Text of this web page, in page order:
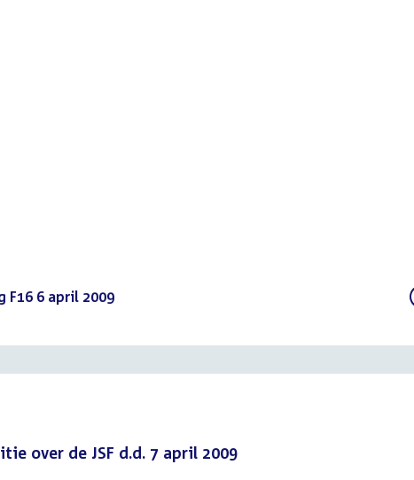
F16 6 april 2009
over de JSF d.d. 7 april 2009